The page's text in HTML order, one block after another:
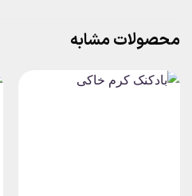
محصولات مشابه